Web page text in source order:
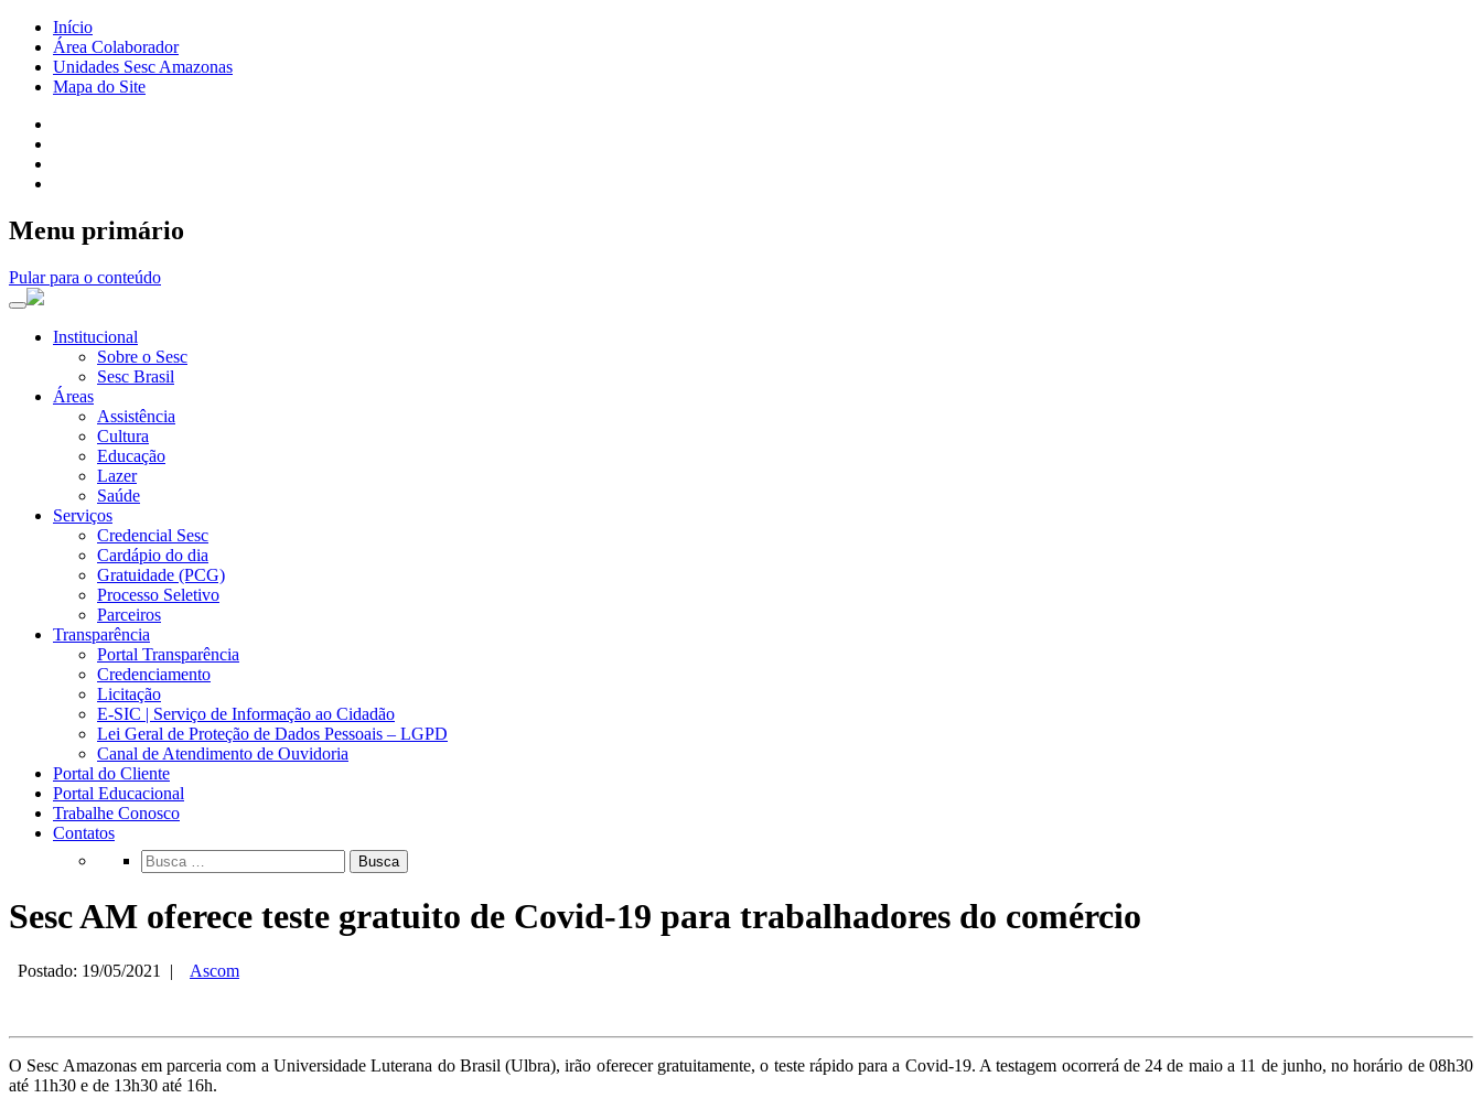
Início
Área Colaborador
Unidades Sesc Amazonas
Mapa do Site
Menu primário
Pular para o conteúdo
Institucional
Sobre o Sesc
Sesc Brasil
Áreas
Assistência
Cultura
Educação
Lazer
Saúde
Serviços
Credencial Sesc
Cardápio do dia
Gratuidade (PCG)
Processo Seletivo
Parceiros
Transparência
Portal Transparência
Credenciamento
Licitação
E-SIC | Serviço de Informação ao Cidadão
Lei Geral de Proteção de Dados Pessoais – LGPD
Canal de Atendimento de Ouvidoria
Portal do Cliente
Portal Educacional
Trabalhe Conosco
Contatos
Busca
Sesc AM oferece teste gratuito de Covid-19 para trabalhadores do comércio
Postado: 19/05/2021 | Ascom
O Sesc Amazonas em parceria com a Universidade Luterana do Brasil (Ulbra), irão oferecer gratuitamente, o teste rápido para a Covid-19. A testagem ocorrerá de 24 de maio a 11 de junho, no horário de 08h30
até 11h30 e de 13h30 até 16h.